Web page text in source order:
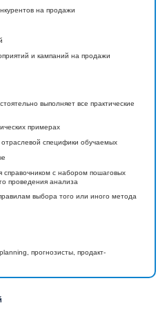
на продажи
и кампаний на продажи
выполняет все практические
примерах
специфики обучаемых
справочником с набором пошаговых
проведения анализа
выбора того или иного метода
прогнозисты, продакт-